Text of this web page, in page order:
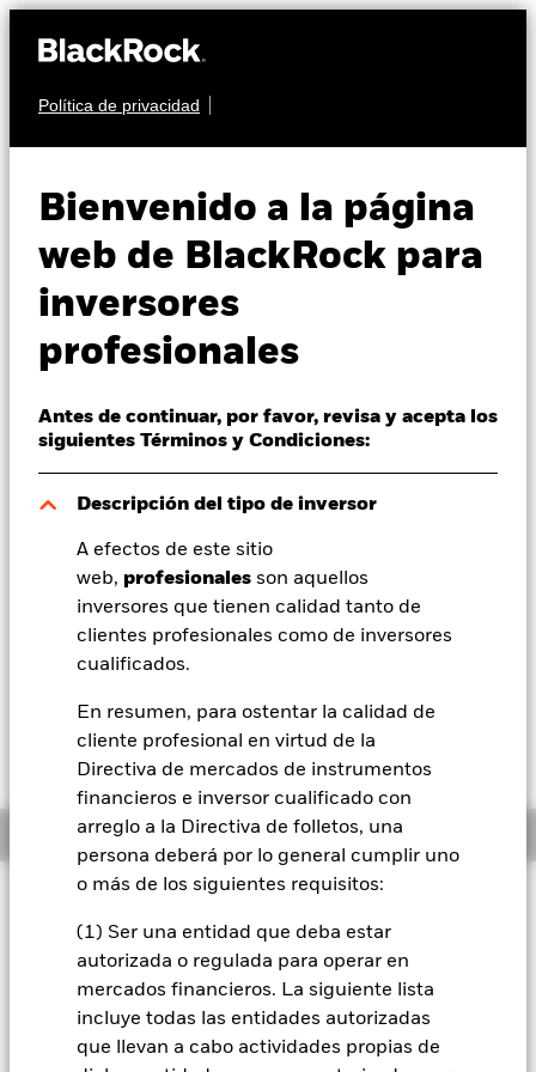
Política de privacidad
Bienvenido a la página
web de BlackRock para
inversores
profesionales
Antes de continuar, por favor, revisa y acepta los
siguientes Términos y Condiciones:
Descripción del tipo de inversor
A efectos de este sitio
web, profesionales son aquellos
inversores que tienen calidad tanto de
clientes profesionales como de inversores
cualificados.
En resumen, para ostentar la calidad de
cliente profesional en virtud de la
Directiva de mercados de instrumentos
financieros e inversor cualificado con
arreglo a la Directiva de folletos, una
persona deberá por lo general cumplir uno
o más de los siguientes requisitos:
(1) Ser una entidad que deba estar
autorizada o regulada para operar en
mercados financieros. La siguiente lista
incluye todas las entidades autorizadas
que llevan a cabo actividades propias de
Perspectivas
Visión de mercado
Educación
Profesionales
España
Change location
BlackRock
iShares
Nuestra compañía
MyMap Plus
Defensive Fund
USD 139,67
Variación del valor liquidativo a 07 ago 2026
USD 0,12 (0,09%)
Morningstar Rating
Información general
Filosofía de inversión
El Fondo pretende proporcionar una rentabilidad de su
inversión a través de una combinación de revalorización del
capital y rendimientos, con un nivel de riesgo defensivo y de
sociales y de gobierno corporativo (ESG) aplicados a la
inversión. El Fondo tratará de conseguir su objetivo de